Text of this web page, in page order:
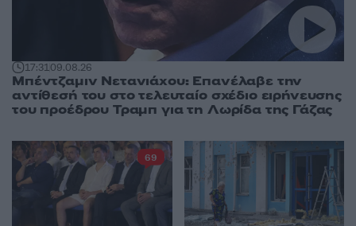
17:3109.08.26
Μπέντζαμιν Νετανιάχου: Επανέλαβε την
αντίθεσή του στο τελευταίο σχέδιο ειρήνευσης
του προέδρου Τραμπ για τη Λωρίδα της Γάζας
69